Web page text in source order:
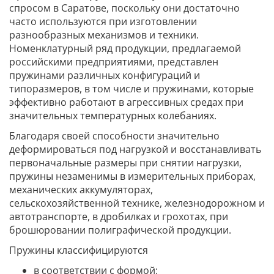
спросом в Саратове, поскольку они достаточно
часто используются при изготовлении
разнообразных механизмов и техники.
Номенклатурный ряд продукции, предлагаемой
российскими предприятиями, представлен
пружинами различных конфигураций и
типоразмеров, в том числе и пружинами, которые
эффективно работают в агрессивных средах при
значительных температурных колебаниях.
Благодаря своей способности значительно
деформироваться под нагрузкой и восстанавливать
первоначальные размеры при снятии нагрузки,
пружины незаменимы в измерительных приборах,
механических аккумуляторах,
сельскохозяйственной технике, железнодорожном и
автотранспорте, в дробилках и грохотах, при
брошюровании полиграфической продукции.
Пружины классифицируются
в соответствии с формой: